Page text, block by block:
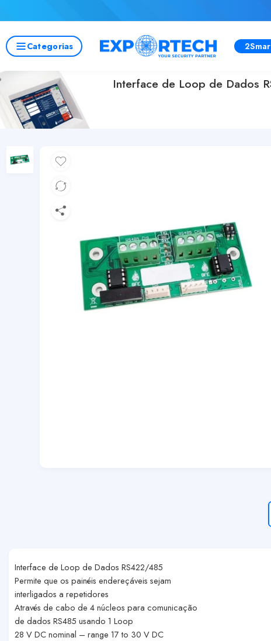
Categorias
Interface de Loop de Dados
Interface de Loop de Dados RS422/485
Permite que os painéis endereçáveis sejam
interligados a repetidores
Através de cabo de 4 núcleos para comunicação
de dados RS485 usando 1 Loop
28 V DC nominal – range 17 to 30 V DC